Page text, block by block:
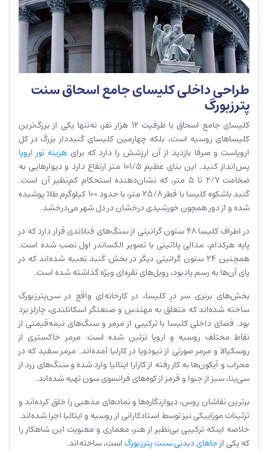
طراحی داخلی کلیسای جامع اسحاق سنت
پترزبورگ
کلیسای جامع اسحاق با ظرفیت ۱۲ هزار نفر، نه‌تنها یکی از بزرگ‌ترین
کلیساهای روسیه است، بلکه چهارمین کلیسای گنبددار بزرگ در کل
اروپاست و صرفا بازدید از آن ارزشش را دارد که برای هزینه تور اروپا
پس‌انداز کنید. این بنای عظیم ۱۰۱/۵ متر ارتفاع دارد و دیوارهایی به
ضخامت ۲/۷ تا ۵ متر، که نشان‌دهنده استحکام کم‌نظیر آن است.
گنبد باشکوه کلیسا با قطر ۲۵/۸ متر، با حدود ۱۰۰ کیلوگرم طلا پوشیده
شده و از دور همچون خورشیدی درخشان در دل شهر می‌درخشد.
در اطراف کلیسا ۴۸ ستون گرانیتی از سنگ‌های فنلاندی قرار دارد که در
پایه هرکدام، مدالی پلاتینی با تصویر الکساندر اول نصب شده است.
همچنین ۲۴ ستون گرانیتی دیگر در بخش گنبد تعبیه شده‌اند که در
پای آن‌ها به رسم یادبود، روبل‌های نقره‌ای ویژه گذاشته شده است.
بخش‌های برنزی سر درِ کلیسا، در کارخانه‌ای واقع در سن‌پترزبورگ
ساخته شده‌اند که متعلق به مهندس و صنعتگر اسکاتلندی، چارلز برد
بود. فضای داخلی کلیسا با ترکیبی از مرمر و سنگ‌های نیمه‌قیمتی از
نقاط مختلف روسیه و اروپا تزئین شده است. مرمر خاکستری از
روسکیالا و مرمر صورتی از تیودویا در کارلیا آمده‌اند. مرمر سفید که در
محراب و آیکون‌ها به کار رفته از کارارا ایتالیا وارد شده و سنگ‌های زرد از
سی‌ینا، سبز از جنوا و قرمز از کوه‌های فرانسوی سون تهیه شده‌اند.
برترین نقاشان روس، دیوارنگاره‌ها و نمادهای مذهبی را خلق کرده‌اند و
تزئینات موزاییکی نیز توسط استادکارانی از روسیه و ایتالیا اجرا شده‌اند.
خلاصه اینکه ترکیبی بی‌نظیر از هنر، معماری و معنویت این شاهکار را
که یکی ازجاهای دیدنی سنت پترزبورگاست، ساخته‌اند.